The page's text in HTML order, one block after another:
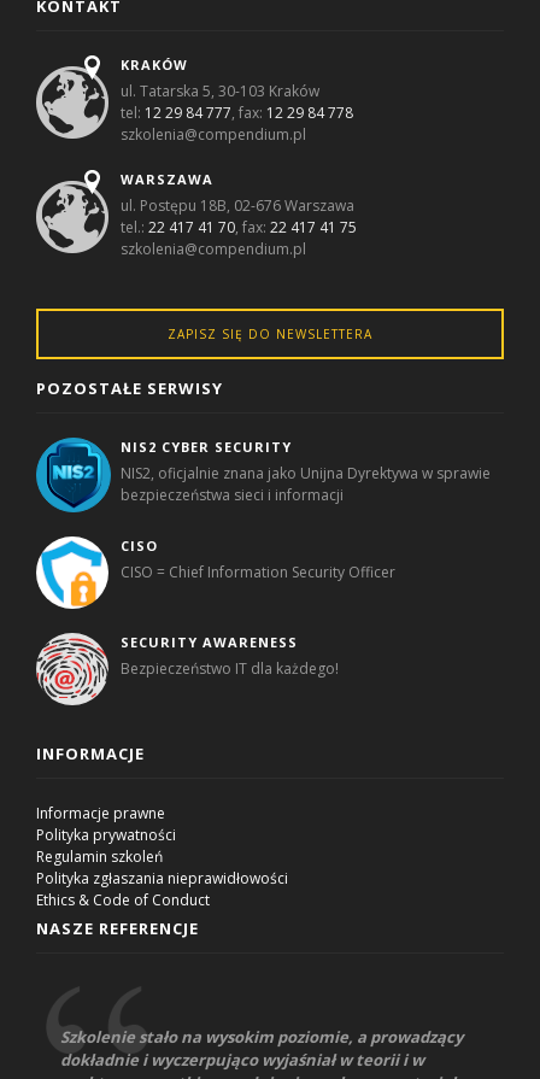
KONTAKT
KRAKÓW
ul. Tatarska 5, 30-103 Kraków
tel: 12 29 84 777, fax: 12 29 84 778
szkolenia@compendium.pl
WARSZAWA
ul. Postępu 18B, 02-676 Warszawa
tel.:22 417 41 70, fax:22 417 41 75
szkolenia@compendium.pl
ZAPISZ SIĘ DO NEWSLETTERA
POZOSTAŁE SERWISY
NIS2 CYBER SECURITY
NIS2, oficjalnie znana jako Unijna Dyrektywa w sprawie
bezpieczeństwa sieci i informacji
CISO
CISO = Chief Information Security Officer
SECURITY AWARENESS
Bezpieczeństwo IT dla każdego!
INFORMACJE
Informacje prawne
Polityka prywatności
Regulamin szkoleń
Polityka zgłaszania nieprawidłowości
Ethics & Code of Conduct
NASZE REFERENCJE
Szkolenie stało na wysokim poziomie, a prowadzący
dokładnie i wyczerpująco wyjaśniał w teorii i w